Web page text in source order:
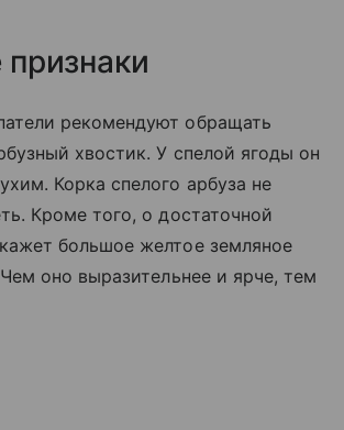
рекомендуют обращать
хвостик. У спелой ягоды он
Корка спелого арбуза не
Кроме того, о достаточной
большое желтое земляное
оно выразительнее и ярче, тем